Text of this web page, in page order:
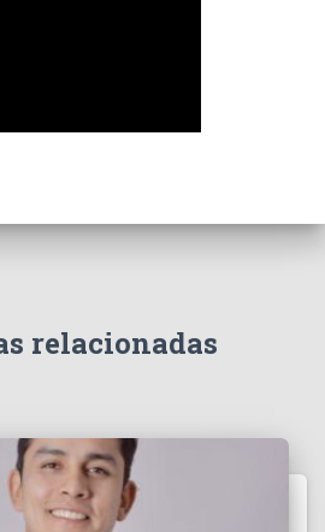
relacionadas